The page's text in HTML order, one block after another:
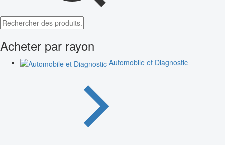
Acheter par rayon
Automobile et Diagnostic